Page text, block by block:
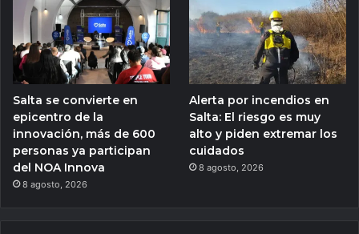
Salta se convierte en
epicentro de la
innovación, más de 600
personas ya participan
del NOA Innova
8 agosto, 2026
Alerta por incendios en
Salta: El riesgo es muy
alto y piden extremar los
cuidados
8 agosto, 2026